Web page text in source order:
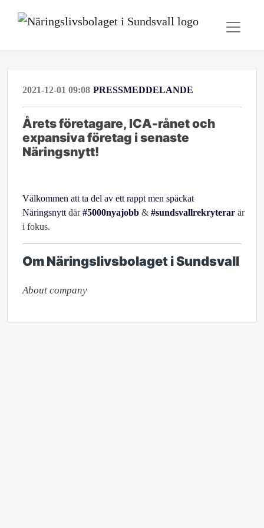
2021-12-01 09:08 PRESSMEDDELANDE
Årets företagare, ICA-rånet och
expansiva företag i senaste
Näringsnytt!
Välkommen att ta del av ett rappt men späckat
Näringsnytt där#5000nyajobb & #sundsvallrekryterar är
i fokus.
Om Näringslivsbolaget i Sundsvall
About company